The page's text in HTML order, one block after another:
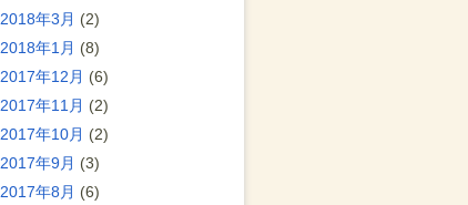
2018年3月 (2)
2018年1月 (8)
2017年12月 (6)
2017年11月 (2)
2017年10月 (2)
2017年9月 (3)
2017年8月 (6)